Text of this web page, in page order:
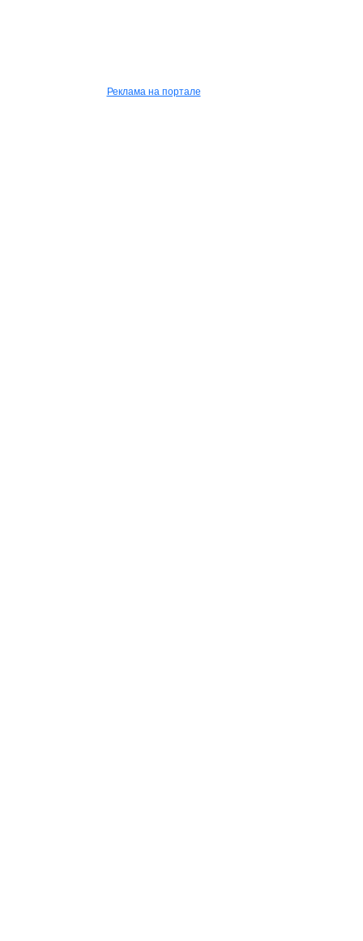
Реклама на портале